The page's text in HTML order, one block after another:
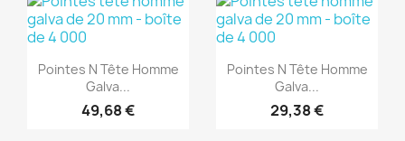
Aperçu rapide
Pointes N Tête Homme
Galva...
49,68 €
Aperçu rapide
Pointes N Tête Homme
Galva...
29,38 €